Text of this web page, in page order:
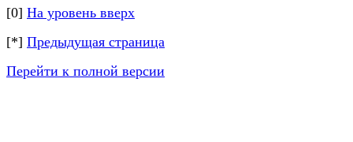
[0] На уровень вверх
[*] Предыдущая страница
Перейти к полной версии